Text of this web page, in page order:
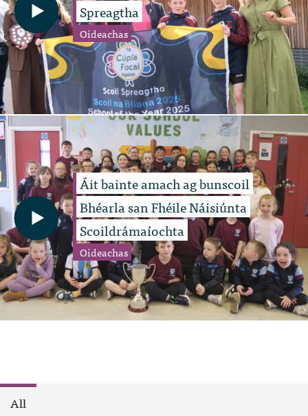
Spreagtha
Oideachas
Áit bainte amach ag bunscoil
Bhéarla san Fhéile Náisiúnta
Scoildrámaíochta
Oideachas
All